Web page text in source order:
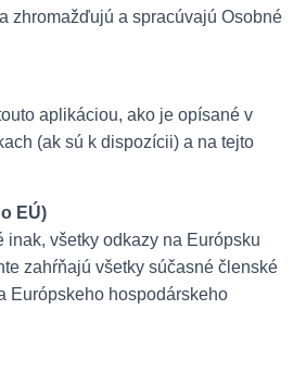
zhromažďujú a spracúvajú Osobné
aplikáciou, ako je opísané v
(ak sú k dispozícii) a na tejto
EÚ)
inak, všetky odkazy na Európsku
zahŕňajú všetky súčasné členské
Európskeho hospodárskeho